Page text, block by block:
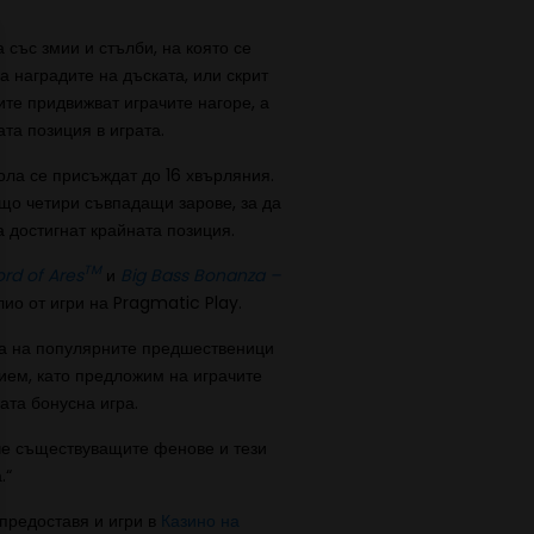
със змии и стълби, на която се
на дъската, или скрит
придвижват играчите нагоре, а
позиция в играта.
се присъждат до 16 хвърляния.
четири съвпадащи зарове, за да
крайната позиция.
of Ares TM и Big Bass Bonanza –
от игри на Pragmatic Play.
популярните предшественици
като предложим на играчите
бонусна игра.
съществуващите фенове и тези
и игри в Казино на